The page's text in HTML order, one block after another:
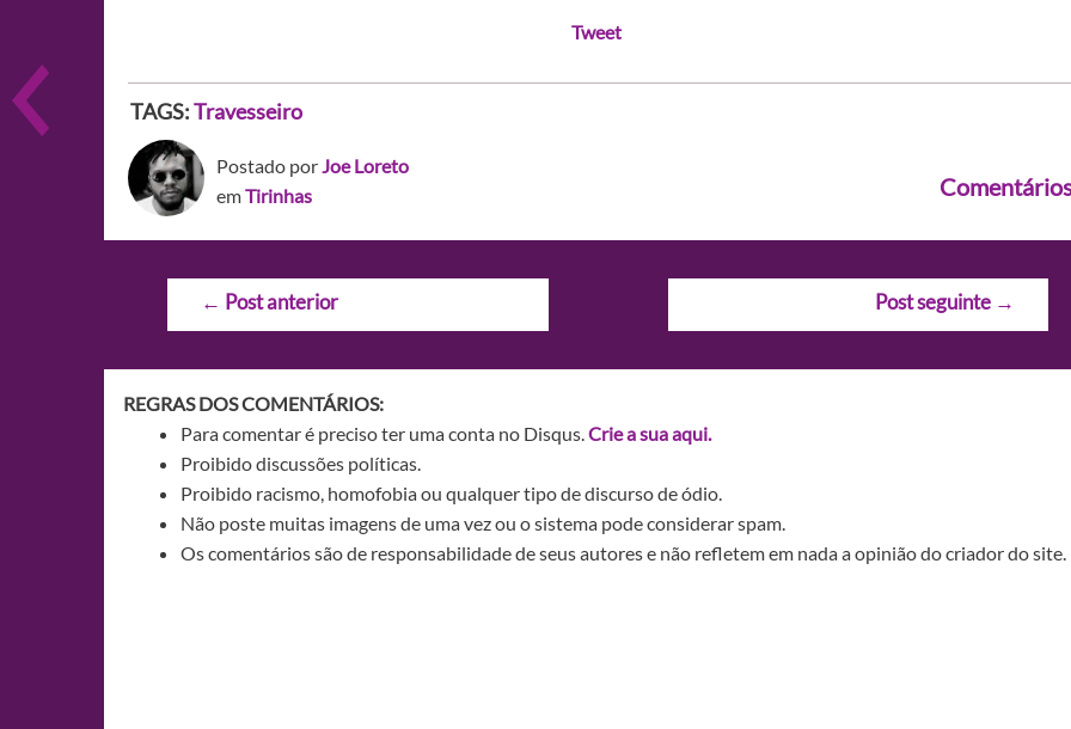
Tweet
TAGS:Travesseiro
Postado porJoe Loreto
emTirinhas
Navegação
← Post anterior Post seguinte →
REGRAS DOS COMENTÁRIOS:
Para comentar é preciso ter uma conta no Disqus.Crie a sua aqui.
Proibido discussões políticas.
Proibido racismo, homofobia ou qualquer tipo de discurso de ódio.
Não poste muitas imagens de uma vez ou o sistema pode considerar spam.
Os comentários são de responsabilidade de seus autores e não refletem em nada a opinião do criador do site.